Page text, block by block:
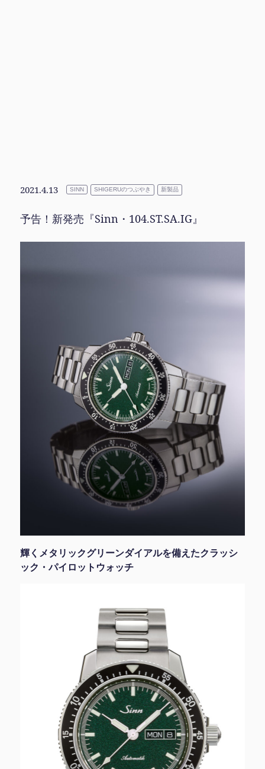
2021.4.13 SINN SHIGERUのつぶやき 新製品
予告！新発売『Sinn・104.ST.SA.IG』
輝くメタリックグリーンダイアルを備えたクラッシ
ック・パイロットウォッチ